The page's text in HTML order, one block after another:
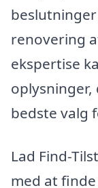
renovering
ekspertise
bedste valg
Lad Find-
med at